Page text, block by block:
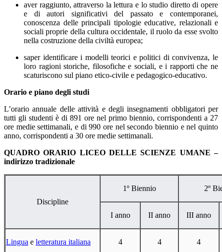
aver raggiunto, attraverso la lettura e lo studio diretto di opere
e di autori significativi del passato e contemporanei,
conoscenza delle principali tipologie educative, relazionali e
sociali proprie della cultura occidentale, il ruolo da esse svolto
nella costruzione della civiltà europea;
saper identificare i modelli teorici e politici di convivenza, le
loro ragioni storiche, filosofiche e sociali, e i rapporti che ne
scaturiscono sul piano etico-civile e pedagogico-educativo.
Orario e piano degli studi
L’orario annuale delle attività e degli insegnamenti obbligatori per
tutti gli studenti è di 891 ore nel primo biennio, corrispondenti a 27
ore medie settimanali, e di 990 ore nel secondo biennio e nel quinto
anno, corrispondenti a 30 ore medie settimanali.
QUADRO ORARIO LICEO DELLE SCIENZE UMANE –
indirizzo tradizionale
Discipline
1º Biennio 2º
I anno II anno III anno
Lingua e letteratura italiana 4 4 4